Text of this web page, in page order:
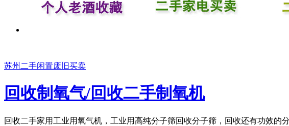
苏州二手闲置废旧买卖
回收制氧气/回收二手制氧机
回收二手家用工业用氧气机，工业用高纯分子筛回收分子筛，回收还有功效的